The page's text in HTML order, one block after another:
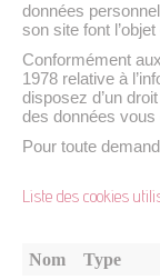
données
son site font
Conformément
1978 relative à
disposez d’un
des données vous
Pour toute
Liste des cookies
Nom Type